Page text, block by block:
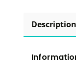
Description